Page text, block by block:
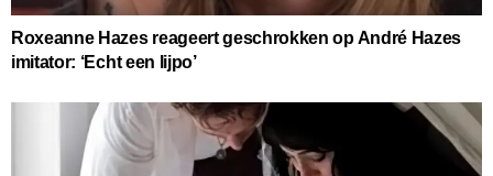
Roxeanne Hazes reageert geschrokken op André Hazes
imitator: ‘Echt een lijpo’